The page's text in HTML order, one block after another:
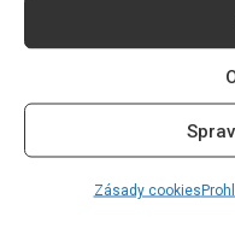
Zásady cookies
Myslím si, že je to
se někteří muži
Od svého ideálního
chuť společně růst,